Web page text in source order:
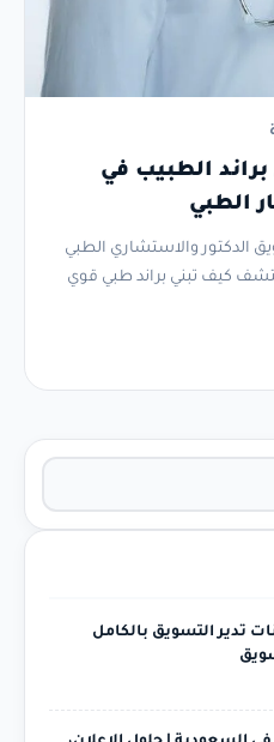
براند الطبيب في
الطبي
والاستشاري الطبي
كيف تبني براند طبي قوي
تدير التسويق بالكامل